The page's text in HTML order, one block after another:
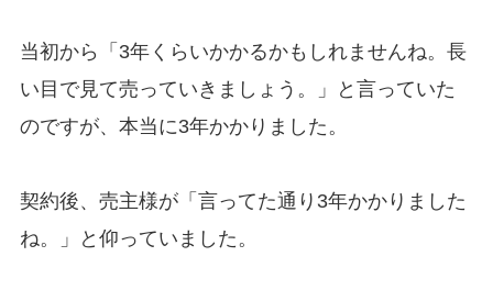
当初から「3年くらいかかるかもしれませんね。長
い目で見て売っていきましょう。」と言っていた
のですが、本当に3年かかりました。
契約後、売主様が「言ってた通り3年かかりました
ね。」と仰っていました。